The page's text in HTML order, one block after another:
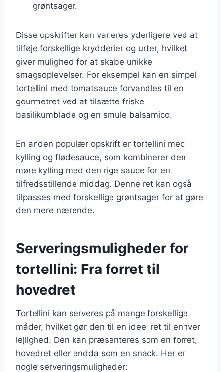
grøntsager.
Disse opskrifter kan varieres yderligere ved at
tilføje forskellige krydderier og urter, hvilket
giver mulighed for at skabe unikke
smagsoplevelser. For eksempel kan en simpel
tortellini med tomatsauce forvandles til en
gourmetret ved at tilsætte friske
basilikumblade og en smule balsamico.
En anden populær opskrift er tortellini med
kylling og flødesauce, som kombinerer den
møre kylling med den rige sauce for en
tilfredsstillende middag. Denne ret kan også
tilpasses med forskellige grøntsager for at gøre
den mere nærende.
Serveringsmuligheder for
tortellini: Fra forret til
hovedret
Tortellini kan serveres på mange forskellige
måder, hvilket gør den til en ideel ret til enhver
lejlighed. Den kan præsenteres som en forret,
hovedret eller endda som en snack. Her er
nogle serveringsmuligheder: